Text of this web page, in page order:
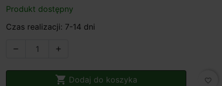
Produkt dostępny
Czas realizacji: 7-14 dni
 
 Dodaj do koszyka favorite_border